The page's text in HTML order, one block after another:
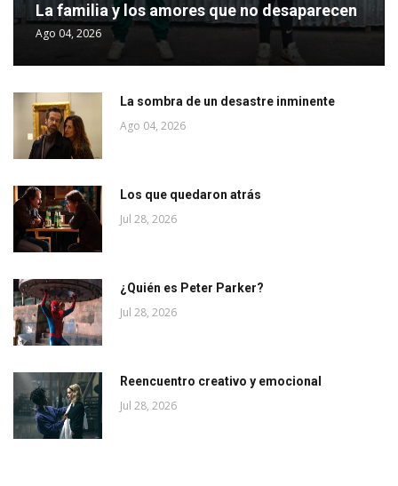
La familia y los amores que no desaparecen
Ago 04, 2026
La sombra de un desastre inminente
Ago 04, 2026
Los que quedaron atrás
Jul 28, 2026
¿Quién es Peter Parker?
Jul 28, 2026
Reencuentro creativo y emocional
Jul 28, 2026